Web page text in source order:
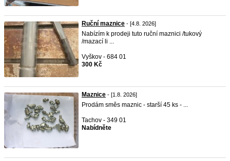
Ruční maznice - [4.8. 2026]
Nabízím k prodeji tuto ruční maznici /tukový
/mazací li ...
Vyškov - 684 01
300 Kč
Maznice - [1.8. 2026]
Prodám směs maznic - starší 45 ks - ...
Tachov - 349 01
Nabídněte